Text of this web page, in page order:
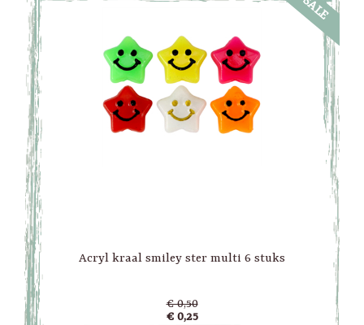
SALE
Acryl kraal smiley ster multi 6 stuks
€ 0,50
€ 0,25